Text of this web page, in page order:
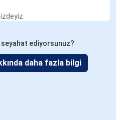
seyahat ediyorsunuz?
daha fazla bilgi